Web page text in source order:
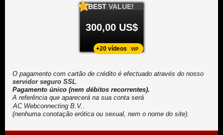
BEST VALUE!
300,00 US$
+20 vídeos VIP
O pagamento com cartão de crédito é efectuado através do nosso
servidor seguro SSL.
Pagamento único (nem débitos recorrentes).
A referência que aparecerá na sua conta será
.
(nenhuma conotação erótica ou sexual, nem o nome do site).